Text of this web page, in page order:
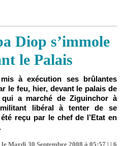
Diop s’immole
le Palais
à exécution ses brûlantes
le feu, hier, devant le palais de
qui a marché de Ziguinchor à
libéral à tenter de se
reçu par le chef de l’Etat en
Mardi 30 Septembre 2008 à 05:57 | | 6